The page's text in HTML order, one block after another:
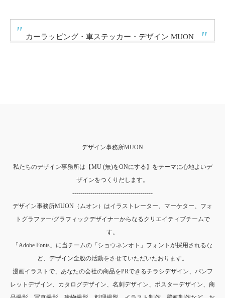
カーラッピング・車ステッカー・デザイン MUON
デザイン事務所MUON
私たちのデザイン事務所は【MU (無)をONにする】をテーマに心地よいデ
ザインをつくりだします。
----------------------------------------
デザイン事務所MUON（ムオン）はイラストレーター、マーケター、フォ
トグラファー/グラフィックデザイナーからなるクリエイティブチームで
す。
「Adobe Fonts」に当チームの「ショウネンオト」フォントが採用されるな
ど、デザイン全般の活動をさせていただいたおります。
漫画イラストで、あなたの会社の商品をPRできるチラシデザイン、パンフ
レットデザイン、カタログデザイン、名刺デザイン、ポスターデザイン、商